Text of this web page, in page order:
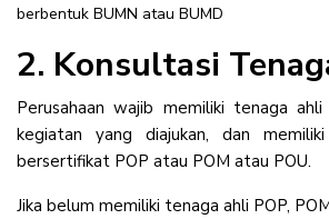
berbentuk BUMN atau BUMD
2. Konsultasi
Perusahaan wajib memiliki tenaga
kegiatan yang diajukan, dan
bersertifikat POP atau POM atau POU.
Jika belum memiliki tenaga ahli POP,